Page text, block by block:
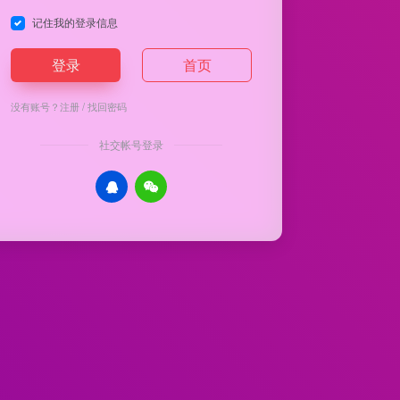
记住我的登录信息
登录 首页
没有账号？注册/找回密码
社交帐号登录